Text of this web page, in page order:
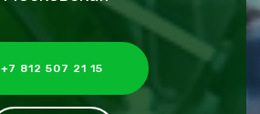
+7 812 507 21 15